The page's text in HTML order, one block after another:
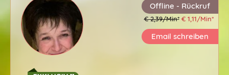
Offline - Rückruf
€ 2,39/Min* € 1,11/Min*
Email schreiben